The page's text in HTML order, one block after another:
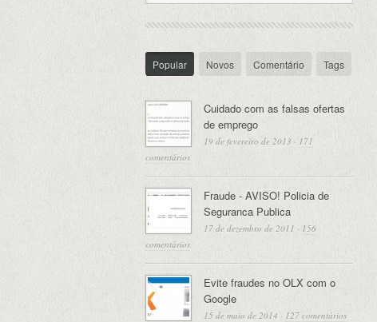
Popular Novos Comentário Tags
Cuidado com as falsas ofertas
de emprego
19 de fevereiro de 2013 · 171
comentários
Fraude - AVISO! Policia de
Seguranca Publica
17 de dezembro de 2011 · 156
comentários
Evite fraudes no OLX com o
Google
15 de maio de 2014 · 127 comentários